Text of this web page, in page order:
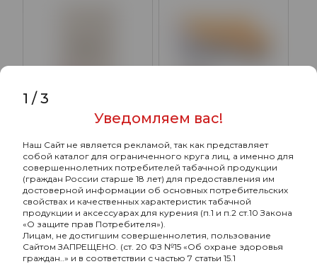
Устройство для стиков
Yanker Mini Изумрудный
950₽
COO SOLORA Дыня
Табак нагреваемый в
стиках
144₽
ХИТ ХИТ
1 /3
Уведомляем вас!
Наш Сайт не является рекламой, так как представляет
собой каталог для ограниченного круга лиц, а именно для
совершеннолетних потребителей табачной продукции
(граждан России старше 18 лет) для предоставления им
достоверной информации об основных потребительских
свойствах и качественных характеристик табачной
продукции и аксессуарах для курения (п.1 и п.2 ст.10 Закона
«О защите прав Потребителя»).
Лицам, не достигшим совершеннолетия, пользование
Сайтом ЗАПРЕЩЕНО. (ст. 20 ФЗ №15 «Об охране здоровья
граждан..» и в соответствии с частью 7 статьи 15.1